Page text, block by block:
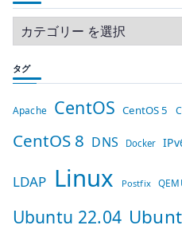
タグ
Apache CentOS CentOS 5
CentOS 8 DNS Docker
LDAP Linux Postfix
Ubuntu 22.04